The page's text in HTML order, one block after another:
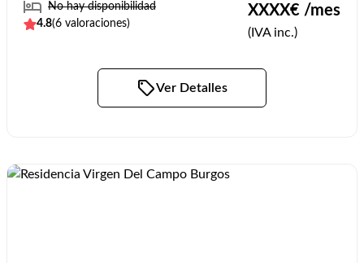
No hay disponibilidad
4.8(6 valoraciones)
XXXX€ /mes
(IVA inc.)
Ver Detalles